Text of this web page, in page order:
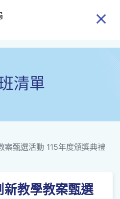
清單
案甄選活動 115年度頒獎典禮
教學教案甄選